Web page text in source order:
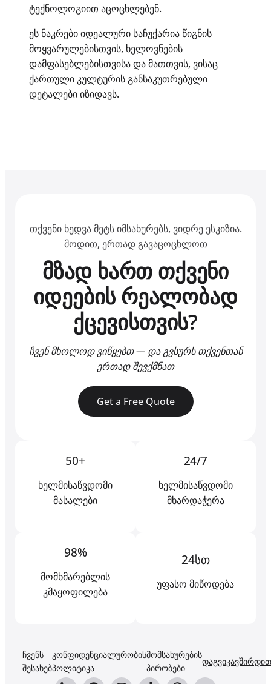
ტექნოლოგიით აცოცხლებენ.
ეს ნაკრები იდეალური საჩუქარია წიგნის
მოყვარულებისთვის, ხელოვნების
დამფასებლებისთვისა და მათთვის, ვისაც
ქართული კულტურის განსაკუთრებული
დეტალები იზიდავს.
თქვენი ხედვა მეტს იმსახურებს, ვიდრე ესკიზია.
მოდით, ერთად გავაცოცხლოთ
მზად ხართ თქვენი
იდეების რეალობად
ქცევისთვის?
ჩვენ მხოლოდ ვიწყებთ — და გვსურს თქვენთან
ერთად შევქმნათ
Get a Free Quote
50+
ხელმისაწვდომი
მასალები
24/7
ხელმისაწვდომი
მხარდაჭერა
98%
მომხმარებლის
კმაყოფილება
24სთ
უფასო მიწოდება
ჩვენს
შესახებ
კონფიდენციალურობის
პოლიტიკა
მომსახურების
პირობები